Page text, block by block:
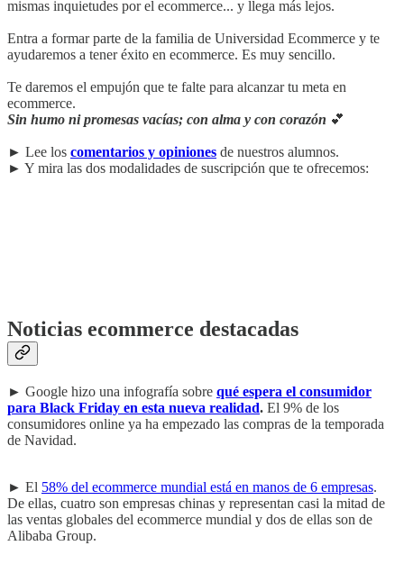
mismas inquietudes por el ecommerce... y llega más lejos.
Entra a formar parte de la familia de Universidad Ecommerce y te
ayudaremos a tener éxito en ecommerce. Es muy sencillo.
Te daremos el empujón que te falte para alcanzar tu meta en
ecommerce.
Sin humo ni promesas vacías; con alma y con corazón 💕
► Lee los comentarios y opiniones de nuestros alumnos.
► Y mira las dos modalidades de suscripción que te ofrecemos:
Noticias ecommerce destacadas
► Google hizo una infografía sobre qué espera el consumidor
para Black Friday en esta nueva realidad. El 9% de los
consumidores online ya ha empezado las compras de la temporada
de Navidad.
► El 58% del ecommerce mundial está en manos de 6 empresas.
De ellas, cuatro son empresas chinas y representan casi la mitad de
las ventas globales del ecommerce mundial y dos de ellas son de
Alibaba Group.